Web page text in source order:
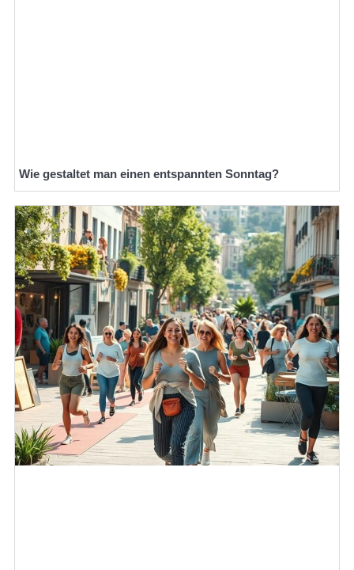
Wie gestaltet man einen entspannten Sonntag?